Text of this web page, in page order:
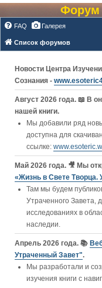
Форум
FAQ Галерея
Список форумов
Новости Центра
Сознания -
Август 2026 года. 📖 В
нашей книги.
Мы добавили ряд
доступна для
ссылке:
Май 2026 года. 🎥 Мы
«Жизнь в Свете Творца.
Там мы будем
Утраченного Завета,
исследованиях в
наследии.
Апрель 2026 года. 📚
Утраченный Завет".
Мы разработали и
изучения книги c